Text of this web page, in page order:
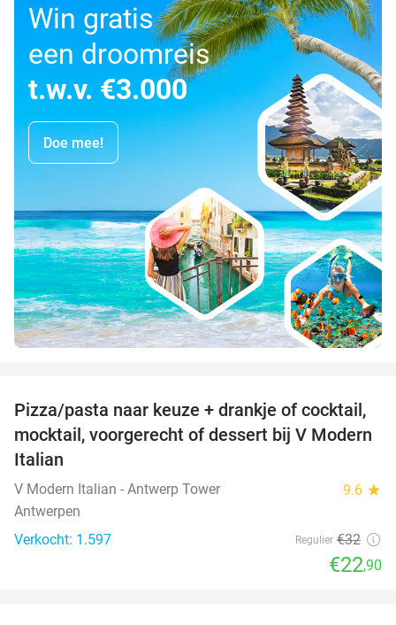
Win gratis
een droomreis
t.w.v. €3.000
Doe mee!
28%
Pizza/pasta naar keuze + drankje of cocktail,
mocktail, voorgerecht of dessert bij V Modern
Italian
V Modern Italian - Antwerp Tower 9.6 star
Antwerpen
Verkocht: 1.597
Regulier €32
€22,90